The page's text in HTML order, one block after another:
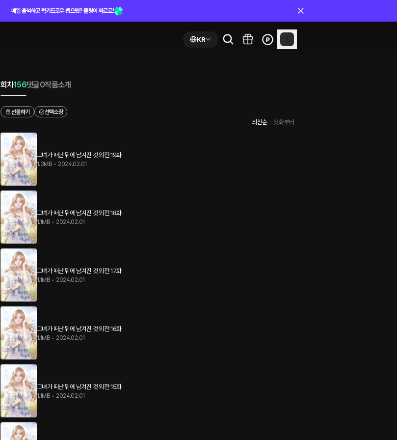
매일 출석하고 럭키드로우 뽑으면? 플링이 와르르!
KR
회차156댓글0작품소개
선물하기 선택소장
최신순 첫화부터
그녀가 떠난 뒤에 남겨진 것 외전 19화
1.3MB • 2024.02.01
그녀가 떠난 뒤에 남겨진 것 외전 18화
1.1MB • 2024.02.01
그녀가 떠난 뒤에 남겨진 것 외전 17화
1.1MB • 2024.02.01
그녀가 떠난 뒤에 남겨진 것 외전 16화
1.1MB • 2024.02.01
그녀가 떠난 뒤에 남겨진 것 외전 15화
1.1MB • 2024.02.01